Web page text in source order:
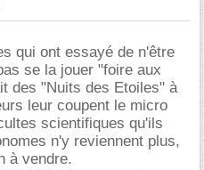
qui ont essayé de n'être
se la jouer "foire aux
des "Nuits des Etoiles" à
leur coupent le micro
scientifiques qu'ils
n'y reviennent plus,
à vendre.